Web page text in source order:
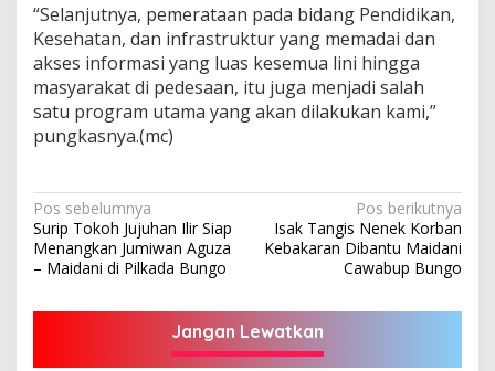
“Selanjutnya, pemerataan pada bidang Pendidikan,
Kesehatan, dan infrastruktur yang memadai dan
akses informasi yang luas kesemua lini hingga
masyarakat di pedesaan, itu juga menjadi salah
satu program utama yang akan dilakukan kami,”
pungkasnya.(mc)
Navigasi
pos
Pos sebelumnya
Surip Tokoh Jujuhan Ilir Siap
Menangkan Jumiwan Aguza
– Maidani di Pilkada Bungo
Pos berikutnya
Isak Tangis Nenek Korban
Kebakaran Dibantu Maidani
Cawabup Bungo
Jangan Lewatkan